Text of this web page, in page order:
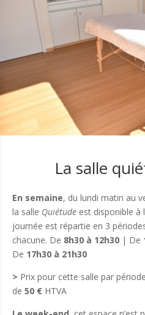
La salle
En semaine, du lundi matin au
la salle Quiétude est disponible
journée est répartie en 3
chacune. De 8h30 à 12h30 | De
De 17h30 à 21h30
> Prix pour cette salle par
de 50 € HTVA